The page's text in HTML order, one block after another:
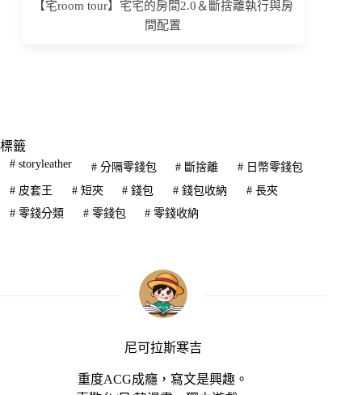
【宅room tour】宅宅的房間2.0＆斷捨離執行與房
間配置
標籤
#storyleather #分隔零錢包 # 斷捨離 # 日幣零錢包
#皮套王 #短夾 # 錢包 # 錢包收納 # 長夾
#零錢分類 #零錢包 # 零錢收納
尼可拉斯寒吉
重度ACG成癮，寫文是興趣。